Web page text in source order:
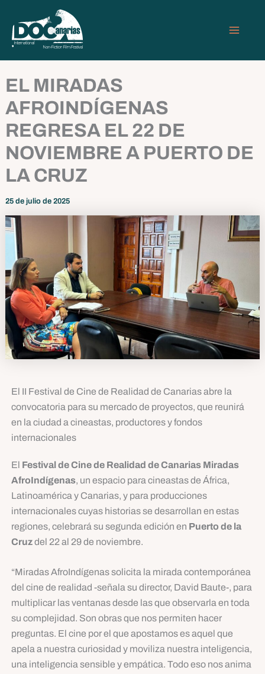
contenido
EL MIRADAS
AFROINDÍGENAS
REGRESA EL 22 DE
NOVIEMBRE A PUERTO DE
LA CRUZ
25 de julio de 2025
El II Festival de Cine de Realidad de Canarias abre la
convocatoria para su mercado de proyectos, que reunirá
en la ciudad a cineastas, productores y fondos
internacionales
El Festival de Cine de Realidad de Canarias Miradas
AfroIndígenas, un espacio para cineastas de África,
Latinoamérica y Canarias, y para producciones
internacionales cuyas historias se desarrollan en estas
regiones, celebrará su segunda edición en Puerto de la
Cruzdel 22 al 29 de noviembre.
“Miradas AfroIndígenas solicita la mirada contemporánea
del cine de realidad -señala su director, David Baute-, para
multiplicar las ventanas desde las que observarla en toda
su complejidad. Son obras que nos permiten hacer
preguntas. El cine por el que apostamos es aquel que
apela a nuestra curiosidad y moviliza nuestra inteligencia,
una inteligencia sensible y empática. Todo eso nos anima